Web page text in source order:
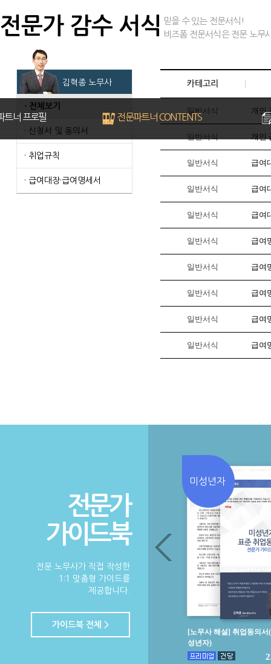
트너 프로필 전문파트너 CONTENTS
전문가 감수 서식 믿을 수 있는 전문서식!
비즈폼 전문서식은 전문 노무
김혁종 노무사
· 전체보기
· 신청서 및 동의서
· 취업규칙
· 급여대장·급여명세서
카테고리
일반서식 개인
일반서식 개인
일반서식 급여
일반서식 급여
일반서식 급여
일반서식 급여
일반서식 급여
일반서식 급여
일반서식 급여
일반서식 급여
전문가
가이드북
전문 노무사가 직접 작성한
1:1 맞춤형 가이드를
제공합니다.
가이드북 전체 >
[노무사 해설] 인턴약정서
춤형서식)